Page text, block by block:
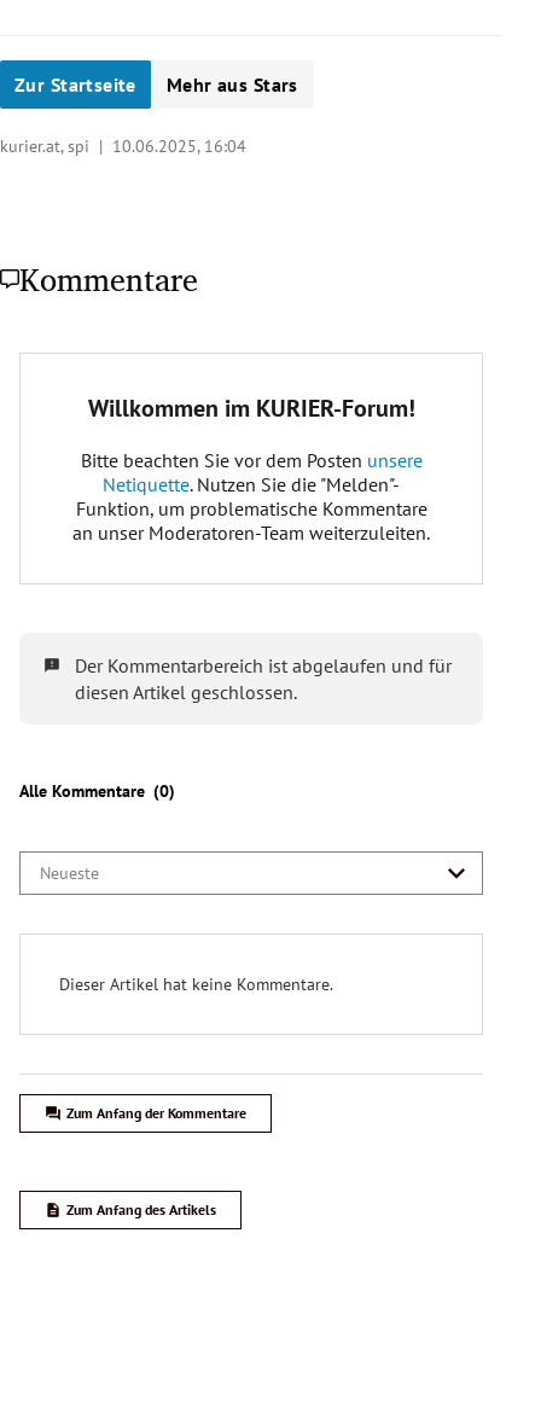
Zur Startseite Mehr aus Stars
kurier.at, spi | 10.06.2025, 16:04
Kommentare